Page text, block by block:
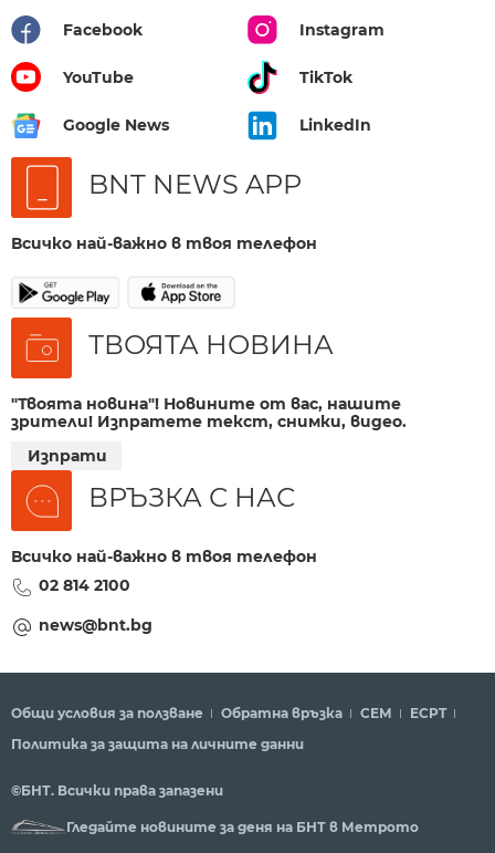
Facebook Instagram
YouTube TikTok
Google News LinkedIn
BNT NEWS APP
Всичко най-важно в твоя телефон
ТВОЯТА НОВИНА
"Твоята новина"! Новините от вас, нашите
зрители! Изпратете текст, снимки, видео.
Изпрати
ВРЪЗКА С НАС
Всичко най-важно в твоя телефон
02 814 2100
news@bnt.bg
Общи условия за ползване Обратна връзка СЕМ
ECPT
Политика за защита на личните данни
©БНТ. Всички права запазени
Гледайте новините за деня на БНТ в Метрото